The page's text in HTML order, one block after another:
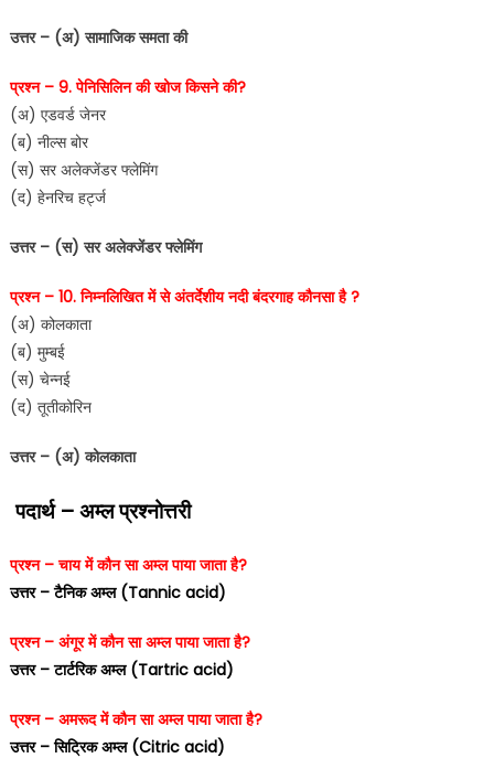
उत्तर – (अ) सामाजिक समता की
प्रश्न – 9. पेनिसिलिन की खोज किसने की?
(अ) एडवर्ड जेनर
(ब) नील्स बोर
(स) सर अलेक्जेंडर फ्लेमिंग
(द) हेनरिच हर्ट्ज
उत्तर – (स) सर अलेक्जेंडर फ्लेमिंग
प्रश्न – 10. निम्नलिखित में से अंतर्देशीय नदी बंदरगाह कौनसा है ?
(अ) कोलकाता
(ब) मुम्बई
(स) चेन्नई
(द) तूतीकोरिन
उत्तर – (अ) कोलकाता
पदार्थ – अम्ल प्रश्नोत्तरी
प्रश्न – चाय में कौन सा अम्ल पाया जाता है?
उत्तर – टैनिक अम्ल (Tannic acid)
प्रश्न – अंगूर में कौन सा अम्ल पाया जाता है?
उत्तर – टार्टरिक अम्ल (Tartric acid)
प्रश्न – अमरूद में कौन सा अम्ल पाया जाता है?
उत्तर – सिट्रिक अम्ल (Citric acid)